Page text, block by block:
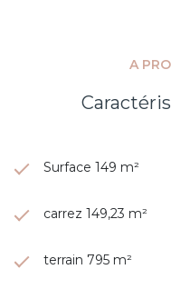
A
Surface 149 m²
carrez 149,23 m²
terrain 795 m²